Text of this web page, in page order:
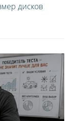
дисков